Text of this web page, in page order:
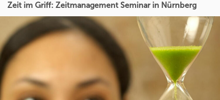
Zeit im Griff: Zeitmanagement Seminar in Nürnberg